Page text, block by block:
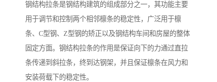
钢结构拉条是钢结构建筑的组成部分之一，其功能主要
用于调节和控制两个相邻檩条的稳定性，广泛用于檩
条、C型钢、Z型钢的矫正以及钢结构车间和房屋的整体
固定方面。钢结构拉条的作用是保证向下的力通过直拉
条传递到斜拉条，终到达钢架，并且保证檩条在风力和
安装荷载下的稳定性。